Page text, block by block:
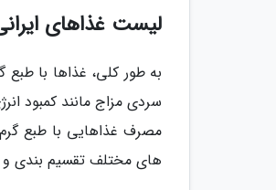
لیست غذاهای
به طور کلی، غذاها با طبع
سردی مزاج مانند کمبود
مصرف غذاهایی با طبع
های مختلف تقسیم بندی و